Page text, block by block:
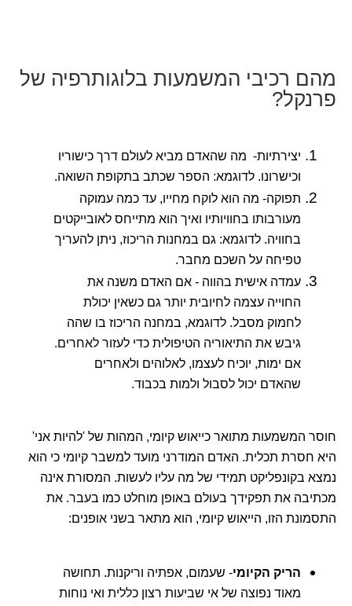
מהם רכיבי המשמעות בלוגותרפיה של
פרנקל?
יצירתיות- מה שהאדם מביא לעולם דרך כישוריו
וכישרונו. לדוגמא: הספר שכתב בתקופת השואה.
תפוקה- מה הוא לוקח מחייו, עד כמה עמוקה
מעורבותו בחוויותיו ואיך הוא מתייחס לאובייקטים
בחוויה. לדוגמא: גם במחנות הריכוז, ניתן להעריך
טפיחה על השכם מחבר.
עמדה אישית בהווה - אם האדם משנה את
החוייה עצמה לחיובית יותר גם כשאין יכולת
לחמוק מסבל. לדוגמא, במחנה הריכוז בו שהה
גיבש את התיאוריה הטיפולית כדי לעזור לאחרים.
אם ימות, יוכיח לעצמו, לאלוהים ולאחרים
שהאדם יכול לסבול ולמות בכבוד.
חוסר המשמעות מתואר כייאוש קיומי, המהות של 'להיות אני'
היא חסרת תכלית. האדם המודרני מועד למשבר קיומי כי הוא
נמצא בקונפליקט תמידי של מה עליו לעשות. המסורת אינה
מכתיבה את תפקידך בעולם באופן מוחלט כמו בעבר. את
התסמונת הזו, הייאוש קיומי, הוא מתאר בשני אופנים:
הריק הקיומי- שעמום, אפתיה וריקנות. תחושה
מאוד נפוצה של אי שביעות רצון כללית ואי נוחות